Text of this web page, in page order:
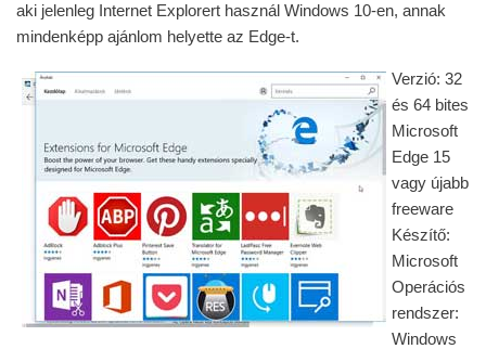
aki jelenleg Internet Explorert használ Windows 10-en, annak
mindenképp ajánlom helyette az Edge-t.
Verzió: 32
és 64 bites
Microsoft
Edge 15
vagy újabb
freeware
Készítő:
Microsoft
Operációs
rendszer:
Windows